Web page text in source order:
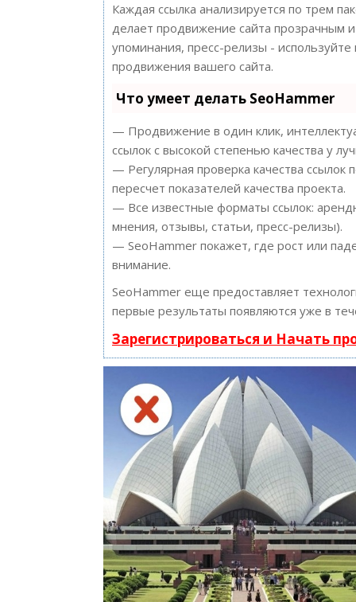
Каждая ссылка анализируется по трем
делает продвижение сайта прозрачным
упоминания, пресс-релизы -
продвижения вашего сайта.
Что умеет делать SeoHammer
— Продвижение в один клик,
ссылок с высокой степенью качества у
— Регулярная проверка качества
пересчет показателей качества проекта.
— Все известные форматы ссылок:
мнения, отзывы, статьи, пресс-релизы).
— SeoHammer покажет, где рост или
внимание.
SeoHammer еще предоставляет
первые результаты появляются уже в
Зарегистрироваться и Начать